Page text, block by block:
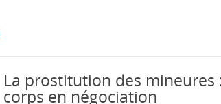
La prostitution des mineures
corps en négociation